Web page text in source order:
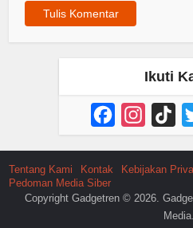
Ikuti
Facebook
Tentang Kami Kontak Kebijakan
Pedoman Media Siber
Copyright Gadgetren © 2026.
Media.